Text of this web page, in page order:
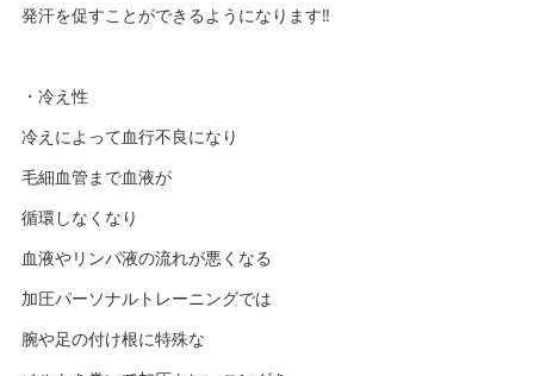
発汗を促すことができるようになります‼️
・冷え性
冷えによって血行不良になり
毛細血管まで血液が
循環しなくなり
血液やリンパ液の流れが悪くなる
加圧パーソナルトレーニングでは
腕や足の付け根に特殊な